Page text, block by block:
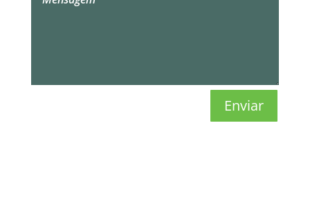
Enviar